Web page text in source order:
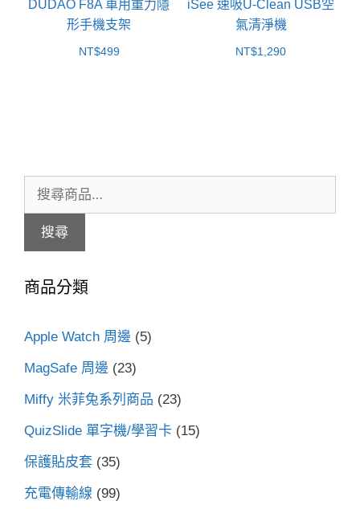
DUDAO F8A 車用重力隱
形手機支架
NT$499
iSee 速吸U-Clean USB空
氣清淨機
NT$1,290
尋
字:
搜尋
商品分類
Apple Watch 周邊 (5)
MagSafe 周邊 (23)
Miffy 米菲兔系列商品 (23)
QuizSlide 單字機/學習卡 (15)
保護貼皮套 (35)
充電傳輸線 (99)